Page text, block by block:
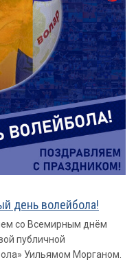
день волейбола!
со Всемирным днём
публичной
Уильямом Морганом.